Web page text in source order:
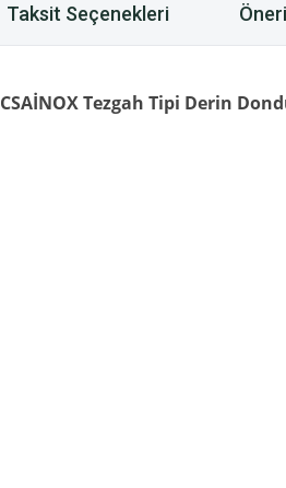
Taksit Seçenekleri
CSAİNOX Tezgah Tipi Derin